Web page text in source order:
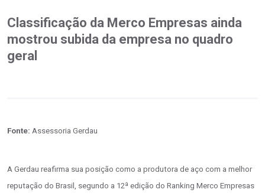
Classificação da Merco Empresas ainda
mostrou subida da empresa no quadro
geral
Fonte: Assessoria Gerdau
A Gerdau reafirma sua posição como a produtora de aço com a melhor
reputação do Brasil, segundo a 12ª edição do Ranking Merco Empresas